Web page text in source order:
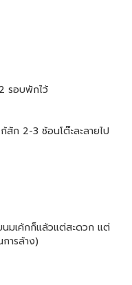
รอบพักไว้
สัก 2-3 ช้อนโต๊ะละลายไป
นมเค้กก็แล้วแต่สะดวก แต่
ารล้าง)